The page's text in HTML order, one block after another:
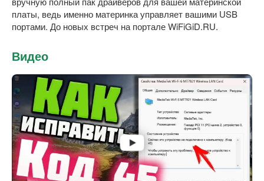
платы, ведь именно материнка управляет вашими USB
портами. До новых встреч на портале WiFiGiD.RU.
Видео